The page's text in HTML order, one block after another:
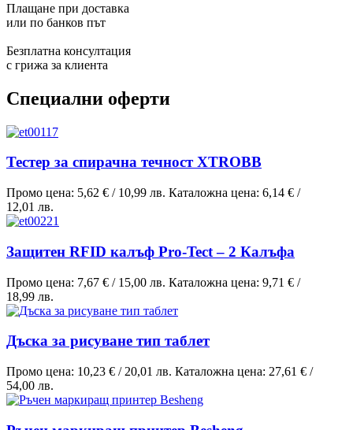
Плащане при доставка
или по банков път
Безплатна консултация
с грижа за клиента
Специални оферти
Тестер за спирачна течност XTROBB
Промо цена: 5,62 € / 10,99 лв. Каталожна цена: 6,14 € /
12,01 лв.
Защитен RFID калъф Pro-Tect – 2 Калъфа
Промо цена: 7,67 € / 15,00 лв. Каталожна цена: 9,71 € /
18,99 лв.
Дъска за рисуване тип таблет
Промо цена: 10,23 € / 20,01 лв. Каталожна цена: 27,61 € /
54,00 лв.